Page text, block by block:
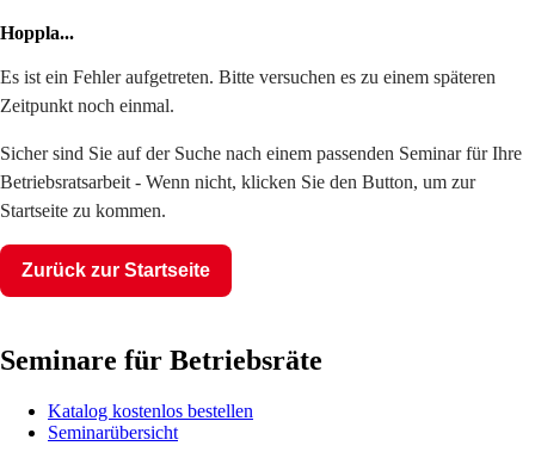
Hoppla...
Es ist ein Fehler aufgetreten. Bitte versuchen es zu einem späteren
Zeitpunkt noch einmal.
Sicher sind Sie auf der Suche nach einem passenden Seminar für Ihre
Betriebsratsarbeit - Wenn nicht, klicken Sie den Button, um zur
Startseite zu kommen.
Zurück zur Startseite
Seminare für Betriebsräte
Katalog kostenlos bestellen
Seminarübersicht